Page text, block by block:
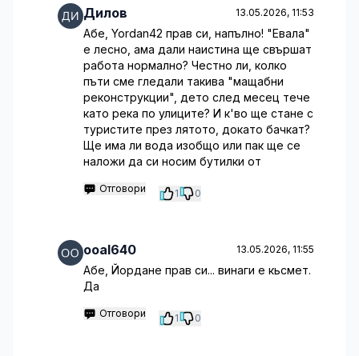
Дилов 13.05.2026, 11:53
Абе, Yordan42 прав си, напълно! "Евала"
е лесно, ама дали наистина ще свършат
работа нормално? Честно ли, колко
пъти сме гледали такива "мащабни
реконструкции", дето след месец тече
като река по улиците? И к'во ще стане с
туристите през лятото, докато бачкат?
Ще има ли вода изобщо или пак ще се
наложи да си носим бутилки от
Отговори 1 0
ooal640 13.05.2026, 11:55
Абе, Йордане прав си... винаги е кьсмет.
Да
Отговори 1 0